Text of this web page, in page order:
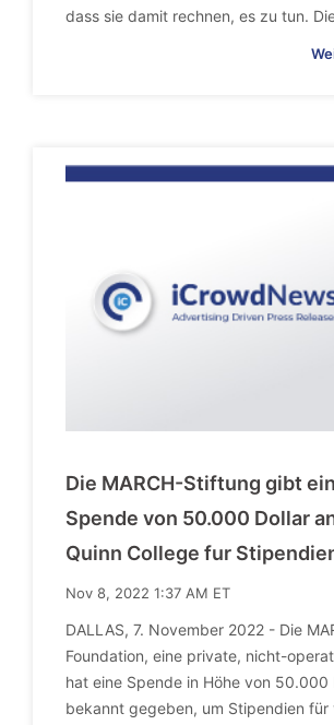
dass sie damit rechnen, es zu tun.
Die MARCH-Stiftung gibt
Spende von 50.000 Dollar
Quinn College fur
Nov 8, 2022 1:37 AM ET
DALLAS, 7. November 2022 - Die
Foundation, eine private, nicht-
hat eine Spende in Höhe von 50.000
bekannt gegeben, um Stipendien für